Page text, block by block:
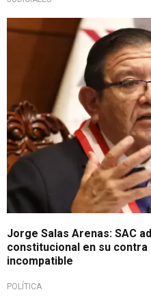
Congreso de la República
Jorge Salas Arenas: SAC
constitucional en su
incompatible
POLÍTICA